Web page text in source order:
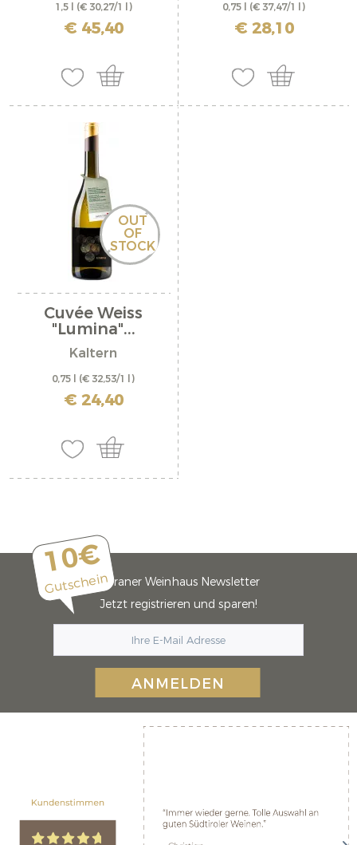
1,5 l (€ 30,27/1 l)
inkl. MwSt. zzgl. Versandkosten
€ 45,40
0,75 l (€ 37,47/1 l)
inkl. MwSt. zzgl. Versandkosten
€ 28,10
OUT
OF
STOCK
Cuvée Weiss
"Lumina"...
Kaltern
0,75 l (€ 32,53/1 l)
inkl. MwSt. zzgl. Versandkosten
€ 24,40
10€
GutscheinMeraner Weinhaus Newsletter
Jetzt registrieren und sparen!
ANMELDEN